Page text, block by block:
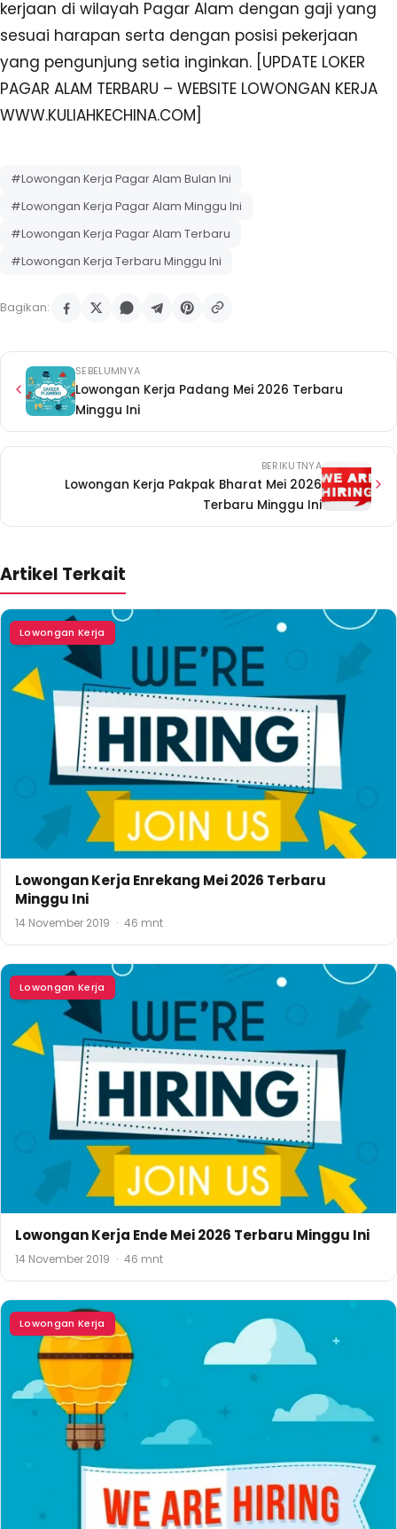
kerjaan di wilayah Pagar Alam dengan gaji yang
sesuai harapan serta dengan posisi pekerjaan
yang pengunjung setia inginkan. [UPDATE LOKER
PAGAR ALAM TERBARU – WEBSITE LOWONGAN KERJA
WWW.KULIAHKECHINA.COM]
#Lowongan Kerja Pagar Alam Bulan Ini
#Lowongan Kerja Pagar Alam Minggu Ini
#Lowongan Kerja Pagar Alam Terbaru
#Lowongan Kerja Terbaru Minggu Ini
Bagikan:
SEBELUMNYA
Lowongan Kerja Padang Mei 2026 Terbaru
Minggu Ini
BERIKUTNYA
Lowongan Kerja Pakpak Bharat Mei 2026
Terbaru Minggu Ini
Artikel Terkait
Lowongan Kerja
Lowongan Kerja Enrekang Mei 2026 Terbaru
Minggu Ini
14 November 2019 · 46 mnt
Lowongan Kerja
Lowongan Kerja Ende Mei 2026 Terbaru Minggu Ini
14 November 2019 · 46 mnt
Lowongan Kerja